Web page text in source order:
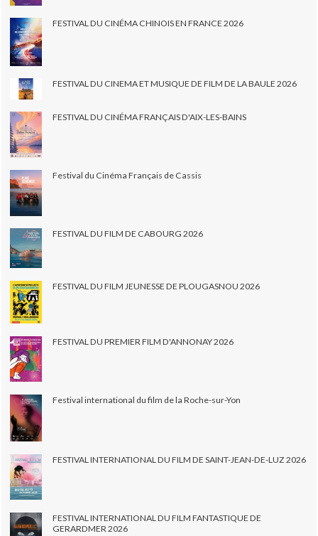
FESTIVAL DU CINÉMA CHINOIS EN FRANCE 2026
FESTIVAL DU CINEMA ET MUSIQUE DE FILM DE LA BAULE 2026
FESTIVAL DU CINÉMA FRANÇAIS D'AIX-LES-BAINS
Festival du Cinéma Français de Cassis
FESTIVAL DU FILM DE CABOURG 2026
FESTIVAL DU FILM JEUNESSE DE PLOUGASNOU 2026
FESTIVAL DU PREMIER FILM D'ANNONAY 2026
Festival international du film de la Roche-sur-Yon
FESTIVAL INTERNATIONAL DU FILM DE SAINT-JEAN-DE-LUZ 2026
FESTIVAL INTERNATIONAL DU FILM FANTASTIQUE DE
GERARDMER 2026